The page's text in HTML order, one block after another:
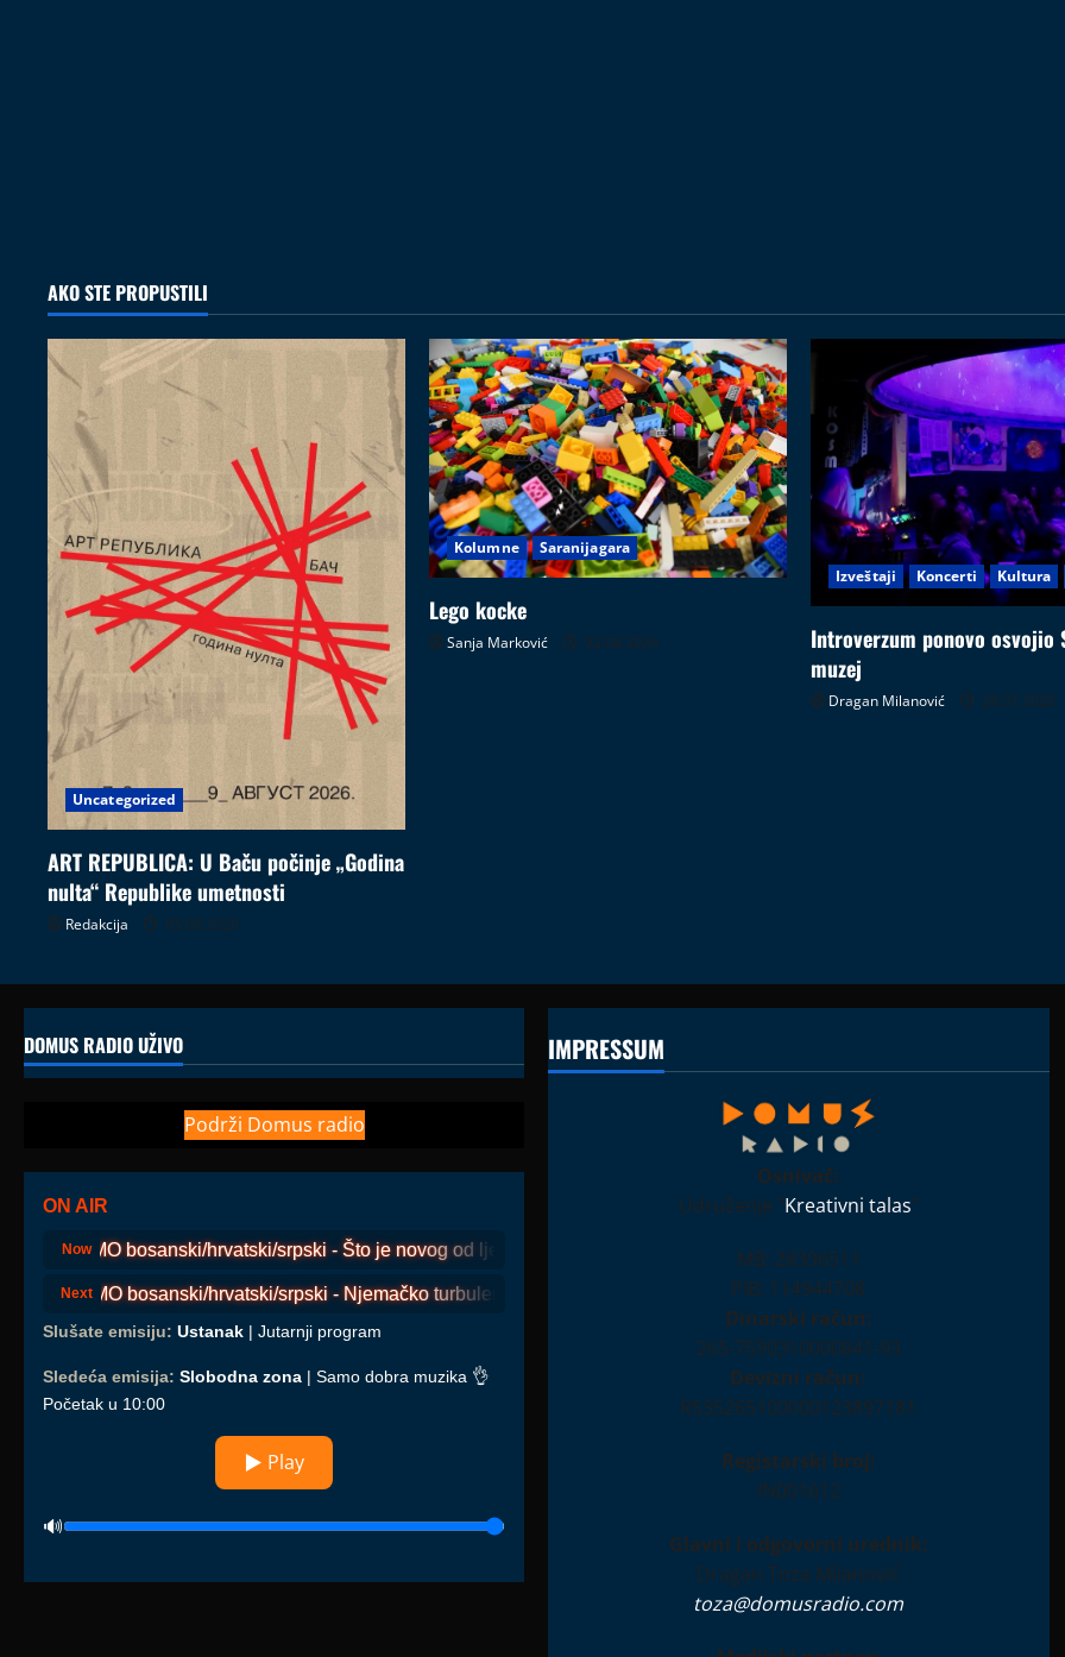
AKO STE PROPUSTILI
Uncategorized
ART REPUBLICA: U Baču počinje „Godina
nulta“ Republike umetnosti
Redakcija 05.08.2026
Kolumne Saranijagara
Lego kocke
Sanja Marković 02.08.2026
Izveštaji Koncerti Kultura
Introverzum ponovo osvojio
muzej
Dragan Milanović 28.07.2026
DOMUS RADIO UŽIVO
Podrži Domus radio
ON AIR
Now
COSMO bosanski/hrvatski/srpski - Što je novog od ljeta 2026.?
Next
COSMO bosanski/hrvatski/srpski - Njemačko turbulentno političko ljeto
Slušate emisiju: Ustanak | Jutarnji program
Sledeća emisija: Slobodna zona | Samo dobra muzika 👌
Početak u 10:00
▶ Play
IMPRESSUM
Osnivač:
Udruženje "Kreativni talas"
MB: 28396511
PIB: 114944708
Dinarski račun:
265-7590310000841-93
Devizni račun:
RS35265100000123897181
Registarski broj:
IN001612
Glavni i odgovorni urednik:
Dragan Toza Milanović
toza@domusradio.com